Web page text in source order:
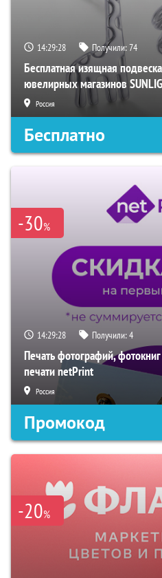
14:29:27 Получили:74
Бесплатная изящная
ювелирных магазинов
Россия
Бесплатно
-30%
14:29:27 Получили:4
Печать фотографий,
печати netPrint
Россия
Промокод
-20%